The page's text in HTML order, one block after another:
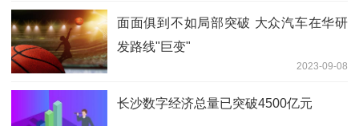
面面俱到不如局部突破 大众汽车在华研
发路线"巨变"
2023-09-08
长沙数字经济总量已突破4500亿元